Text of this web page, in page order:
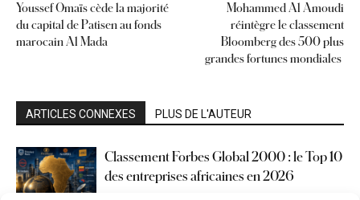
Youssef Omaïs cède la majorité
du capital de Patisen au fonds
marocain Al Mada
Mohammed Al Amoudi
réintègre le classement
Bloomberg des 500 plus
grandes fortunes mondiales
ARTICLES CONNEXES PLUS DE L'AUTEUR
Classement Forbes Global 2000 : le Top 10
des entreprises africaines en 2026